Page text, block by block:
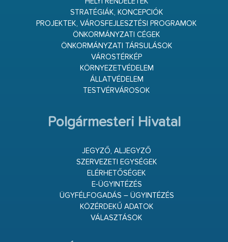
STRATÉGIÁK, KONCEPCIÓK
PROJEKTEK, VÁROSFEJLESZTÉSI PROGRAMOK
ÖNKORMÁNYZATI CÉGEK
ÖNKORMÁNYZATI TÁRSULÁSOK
VÁROSTÉRKÉP
KÖRNYEZETVÉDELEM
ÁLLATVÉDELEM
TESTVÉRVÁROSOK
Polgármesteri Hivatal
JEGYZŐ, ALJEGYZŐ
SZERVEZETI EGYSÉGEK
ELÉRHETŐSÉGEK
E-ÜGYINTÉZÉS
ÜGYFÉLFOGADÁS – ÜGYINTÉZÉS
KÖZÉRDEKŰ ADATOK
VÁLASZTÁSOK